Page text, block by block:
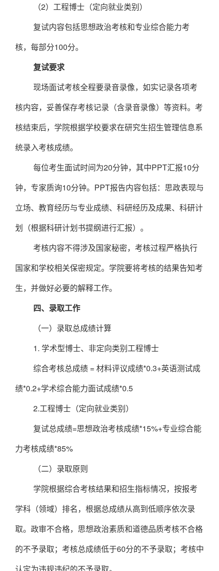
（2）工程博士（定向就业类别）
复试内容包括思想政治考核和专业综合能力考
核，每部分100分。
复试要求
现场面试考核全程要录音录像，如实记录各项考
核内容，妥善保存考核记录（含录音录像）等资料。考
核结束后，学院根据学校要求在研究生招生管理信息系
统录入考核成绩。
每位考生面试时间为20分钟，其中PPT汇报10分
钟，专家质询10分钟。 PPT报告内容包括：思政表现与
立场、教育经历与专业成绩、科研经历及成果、科研计
划（根据科研计划书提纲进行汇报）。
考核内容不得涉及国家秘密，考核过程严格执行
国家和学校相关保密规定。学院要将考核的结果告知考
生，并做好必要的解释工作。
四、录取工作
（一） 录取总成绩计算
1. 学术型博士、非定向类别工程博士
综合考核总成绩=材料评议成绩*0.3+英语测试成
绩*0.2+学术综合能力面试成绩*0.5
2.工程博士（定向就业类别）
复试总成绩=思想政治考核成绩*15%+专业综合能
力考核成绩*85%
（二） 录取原则
学院根据综合考核结果和招生指标情况，按报考
学科（领域）排名，根据总成绩从高到低顺序依次录
取。政审不合格，思想政治素质和道德品质考核不合格
的不予录取；考核总成绩低于60分的不予录取；考核中
认定为违规违纪的不予录取。